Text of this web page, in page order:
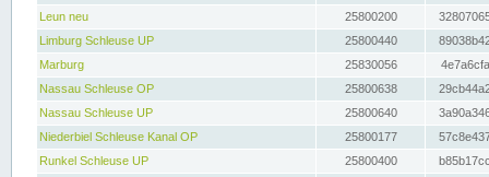
Leun neu
25800200
Limburg Schleuse UP
25800440
Marburg
25830056
Nassau Schleuse OP
25800638
Nassau Schleuse UP
25800640
Niederbiel Schleuse Kanal OP
25800177
Runkel Schleuse UP
25800400